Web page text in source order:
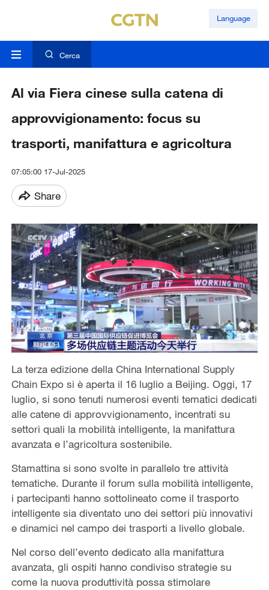
Language
Cerca
Al via Fiera cinese sulla catena di
approvvigionamento: focus su
trasporti, manifattura e agricoltura
07:05:00 17-Jul-2025
Share
La terza edizione della China International Supply
Chain Expo si è aperta il 16 luglio a Beijing. Oggi, 17
luglio, si sono tenuti numerosi eventi tematici dedicati
alle catene di approvvigionamento, incentrati su
settori quali la mobilità intelligente, la manifattura
avanzata e l’agricoltura sostenibile.
Stamattina si sono svolte in parallelo tre attività
tematiche. Durante il forum sulla mobilità intelligente,
i partecipanti hanno sottolineato come il trasporto
intelligente sia diventato uno dei settori più innovativi
e dinamici nel campo dei trasporti a livello globale.
Nel corso dell’evento dedicato alla manifattura
avanzata, gli ospiti hanno condiviso strategie su
come la nuova produttività possa stimolare